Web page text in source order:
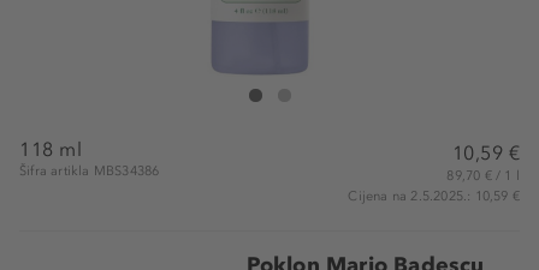
Mario Badescu Face Spray With Aloe, Chamomile
118 ml
Šifra artikla MBS34386
10,59 €
89,70 € / 1 l
Cijena na 2.5.2025.: 10,59 €